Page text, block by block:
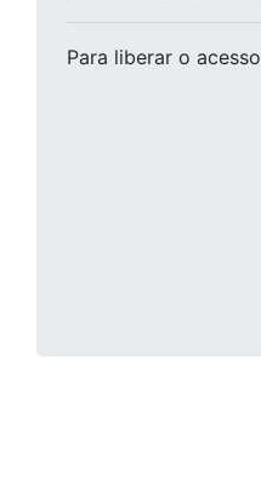
Para liberar o acesso